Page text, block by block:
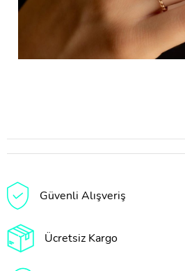
Güvenli Alışveriş
Ücretsiz Kargo